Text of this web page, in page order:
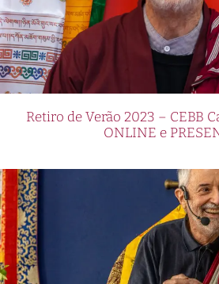
Retiro de Verão 2023 – CEBB
ONLINE e